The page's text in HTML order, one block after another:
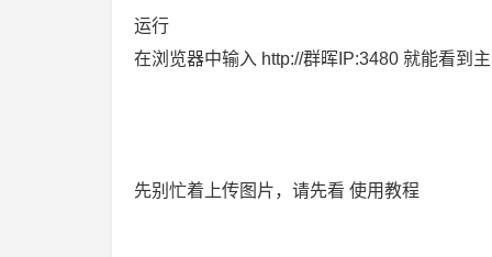
运行
在浏览器中输入 http://群晖IP:3480 就能看到
先别忙着上传图片，请先看 使用教程